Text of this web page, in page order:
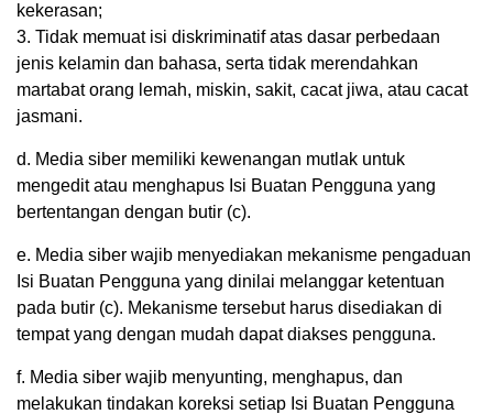
kekerasan;
3. Tidak memuat isi diskriminatif atas dasar perbedaan
jenis kelamin dan bahasa, serta tidak merendahkan
martabat orang lemah, miskin, sakit, cacat jiwa, atau cacat
jasmani.
d. Media siber memiliki kewenangan mutlak untuk
mengedit atau menghapus Isi Buatan Pengguna yang
bertentangan dengan butir (c).
e. Media siber wajib menyediakan mekanisme pengaduan
Isi Buatan Pengguna yang dinilai melanggar ketentuan
pada butir (c). Mekanisme tersebut harus disediakan di
tempat yang dengan mudah dapat diakses pengguna.
f. Media siber wajib menyunting, menghapus, dan
melakukan tindakan koreksi setiap Isi Buatan Pengguna